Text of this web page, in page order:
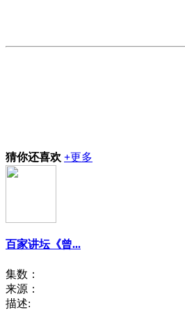
猜你还喜欢 +更多
百家讲坛《曾...
集数：
来源：
描述: